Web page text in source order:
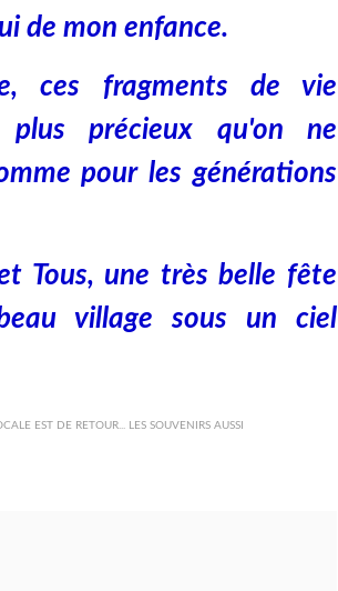
de mon enfance.
ces fragments de vie
plus précieux qu'on ne
pour les générations
Tous, une très belle fête
village sous un ciel